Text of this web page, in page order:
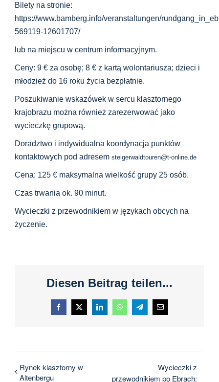
Bilety na stronie:
https://www.bamberg.info/veranstaltungen/
569119-12601707/
lub na miejscu w centrum informacyjnym.
Ceny: 9 € za osobę; 8 € z kartą wolontariusza; dzieci i
młodzież do 16 roku życia bezpłatnie.
Poszukiwanie wskazówek w sercu klasztornego
krajobrazu można również zarezerwować jako
wycieczkę grupową.
Doradztwo i indywidualna koordynacja punktów
kontaktowych pod adresem steigerwaldtouren@t-online.de
Cena: 125 € maksymalna wielkość grupy 25 osób.
Czas trwania ok. 90 minut.
Wycieczki z przewodnikiem w językach obcych na
życzenie.
Diesen Beitrag teilen...
Facebook
X LinkedInWhatsAppTelegram
E-
mail
Rynek klasztorny w
Altenbergu
Wycieczki z
przewodnikiem po Ebrach: